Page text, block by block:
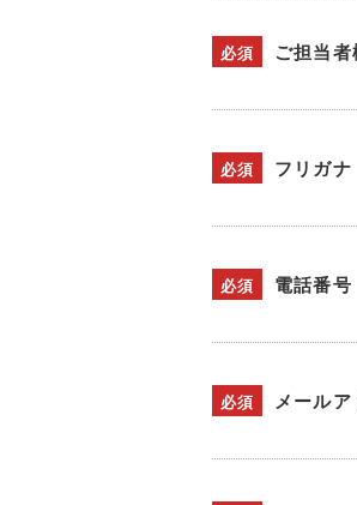
必須 ご担当者
必須 フリガナ
必須 電話番号
必須 メールア